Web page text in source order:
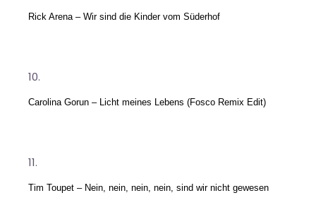
Rick Arena – Wir sind die Kinder vom Süderhof
Carolina Gorun – Licht meines Lebens (Fosco Remix Edit)
Tim Toupet – Nein, nein, nein, nein, sind wir nicht gewesen